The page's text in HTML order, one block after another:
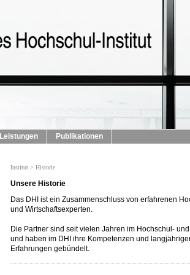
Leistungen Publikationen
Institut > Historie
Unsere Historie
Das DHI ist ein Zusammenschluss von erfahrenen
und Wirtschaftsexperten.
Die Partner sind seit vielen Jahren im Hochschul-
und haben im DHI ihre Kompetenzen und
Erfahrungen gebündelt.